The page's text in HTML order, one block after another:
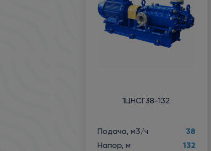
1ЦНСГ38-132
Подача, м3/ч
38
Напор, м
132